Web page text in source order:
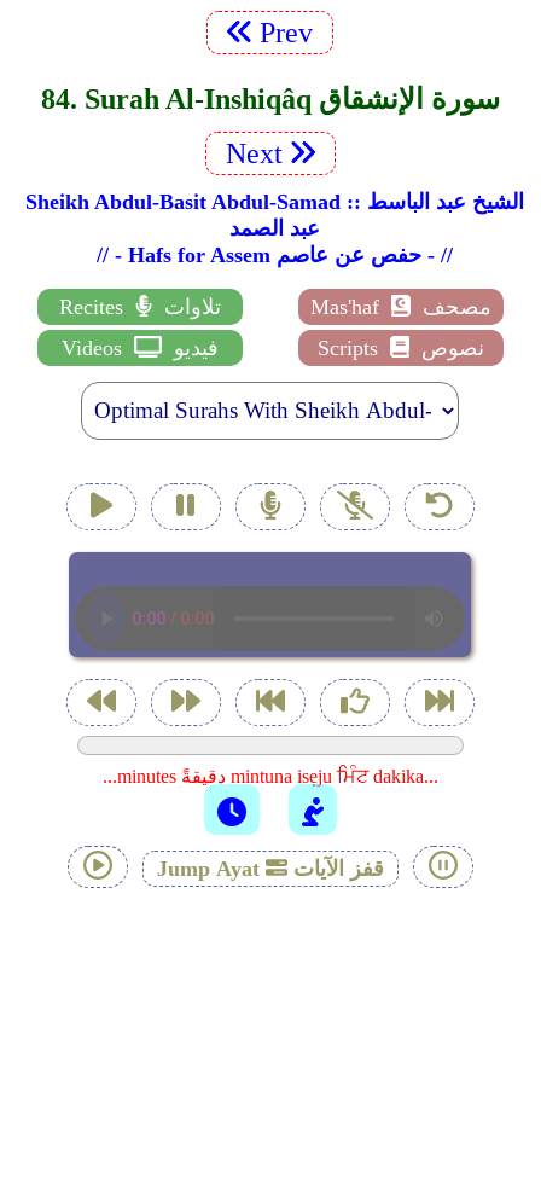
Prev
84. Surah Al-Inshiqâq سورة الإنشقاق
Next
Sheikh Abdul-Basit Abdul-Samad :: الشيخ عبد الباسط
عبد الصمد
// - Hafs for Assem حفص عن عاصم - //
Recites تلاوات Mas'haf
مصحف
Videos
فيديو Scripts نصوص
...minutes دقيقةً mintuna isẹju ਮਿੰਟ dakika...
Jump Ayat قفز الآيات